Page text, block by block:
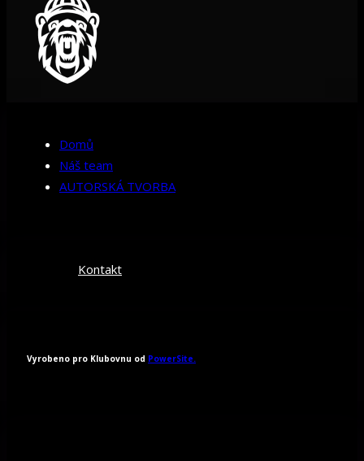
Domů
Náš team
AUTORSKÁ TVORBA
Kontakt
Vyrobeno pro Klubovnu od PowerSite.